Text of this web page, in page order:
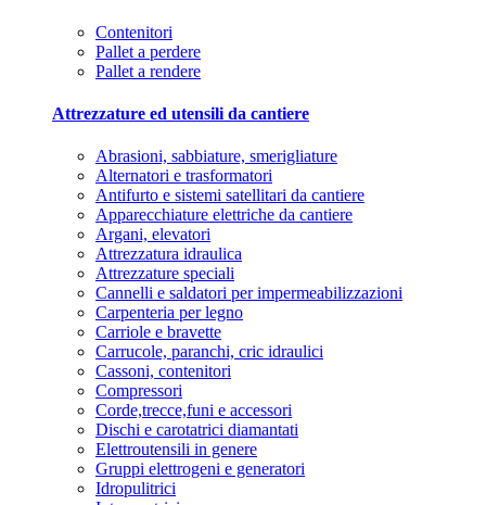
Contenitori
Pallet a perdere
Pallet a rendere
Attrezzature ed utensili da cantiere
Abrasioni, sabbiature, smerigliature
Alternatori e trasformatori
Antifurto e sistemi satellitari da cantiere
Apparecchiature elettriche da cantiere
Argani, elevatori
Attrezzatura idraulica
Attrezzature speciali
Cannelli e saldatori per impermeabilizzazioni
Carpenteria per legno
Carriole e bravette
Carrucole, paranchi, cric idraulici
Cassoni, contenitori
Compressori
Corde,trecce,funi e accessori
Dischi e carotatrici diamantati
Elettroutensili in genere
Gruppi elettrogeni e generatori
Idropulitrici